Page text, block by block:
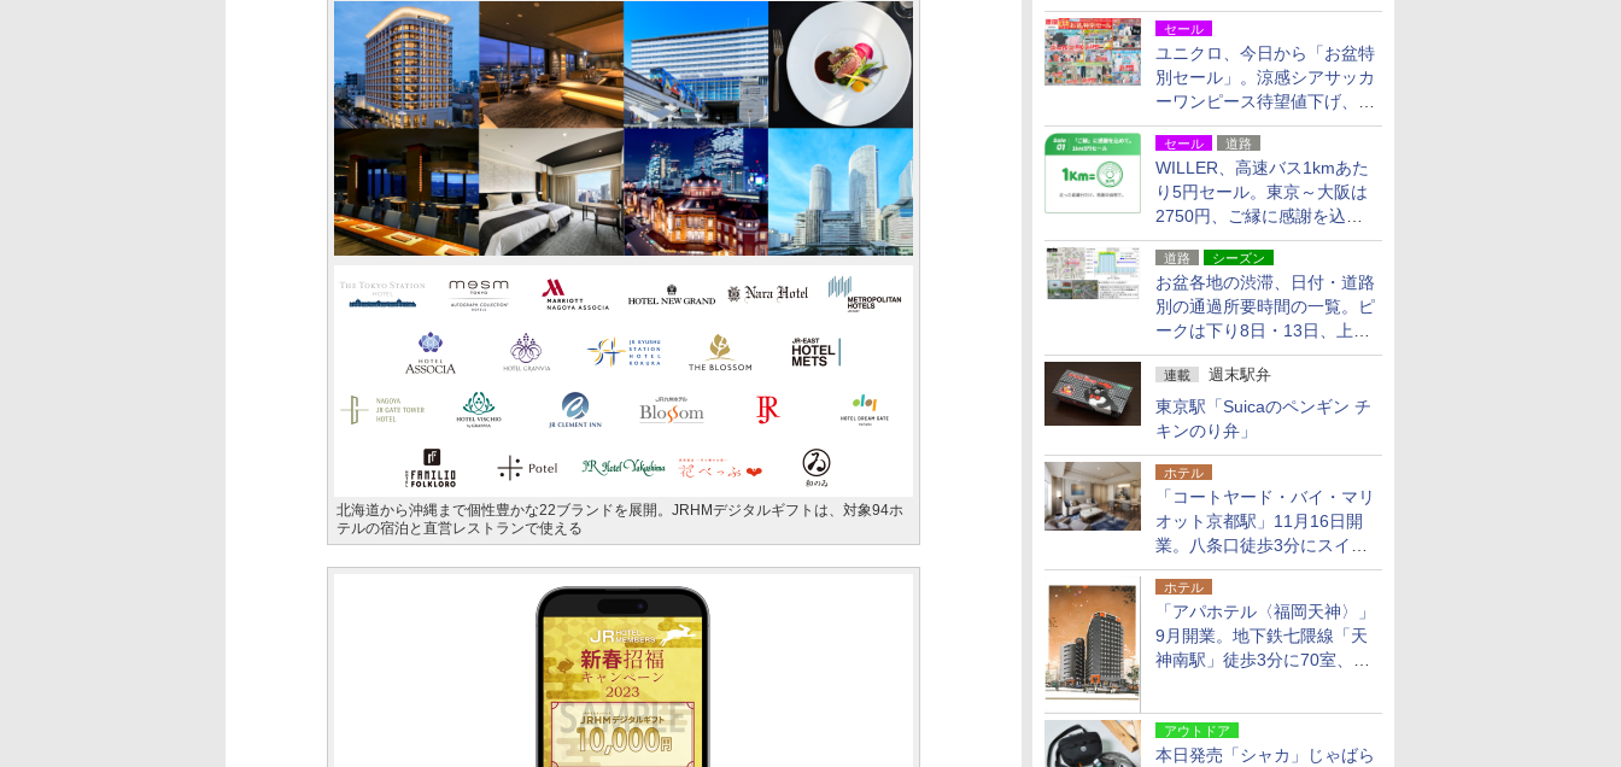
「空港西出口」の利用検討を
セール
ユニクロ、今日から「お盆特
別セール」。涼感シアサッカ
ーワンピース待望値下げ、撥
水ギアショーツは1990円に
セール 道路
WILLER、高速バス1kmあた
り5円セール。東京～大阪は
2750円、ご縁に感謝を込め
た20周年記念キャンペーン
道路 シーズン
お盆各地の渋滞、日付・道路
別の通過所要時間の一覧。ピ
ークは下り8日・13日、上り
14日・15日
連載 週末駅弁
東京駅「Suicaのペンギン チ
キンのり弁」
ホテル
「コートヤード・バイ・マリ
オット京都駅」11月16日開
業。八条口徒歩3分にスイー
ト含む全270室、ダイニング
も併設
ホテル
「アパホテル〈福岡天神〉」
9月開業。地下鉄七隈線「天
神南駅」徒歩3分に70室、エ
アウトドア
本日発売「シャカ」じゃばら
北海道から沖縄まで個性豊かな22ブランドを展開。JRHMデジタルギフトは、対象94ホ
テルの宿泊と直営レストランで使える